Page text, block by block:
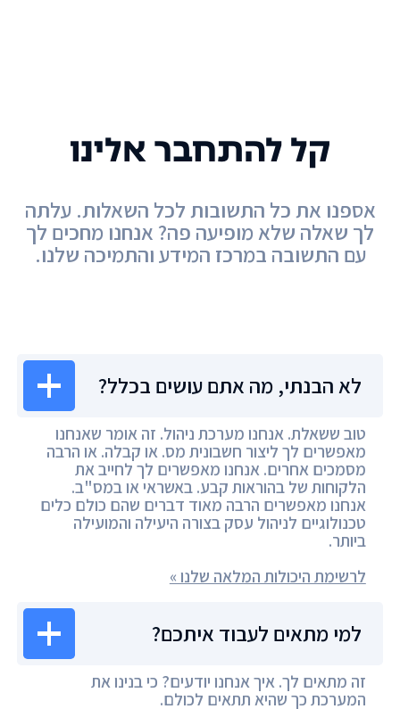
לא הבנתי, מה אתם עושים בכלל?
טוב ששאלת. אנחנו מערכת ניהול. זה אומר שאנחנו
מאפשרים לך ליצור חשבונית מס. או קבלה. או הרבה
מסמכים אחרים. אנחנו מאפשרים לך לחייב את
הלקוחות של בהוראות קבע. באשראי או במס"ב.
אנחנו מאפשרים הרבה מאוד דברים שהם כולם כלים
טכנולוגיים לניהול עסק בצורה היעילה והמועילה
ביותר.
לרשימת היכולות המלאה שלנו »
למי מתאים לעבוד איתכם?
זה מתאים לך. איך אנחנו יודעים? כי בנינו את
המערכת כך שהיא תתאים לכולם.
קל להתחבר אלינו
אספנו את כל התשובות לכל השאלות. עלתה
לך שאלה שלא מופיעה פה? אנחנו מחכים לך
עם התשובה במרכז המידע והתמיכה שלנו.